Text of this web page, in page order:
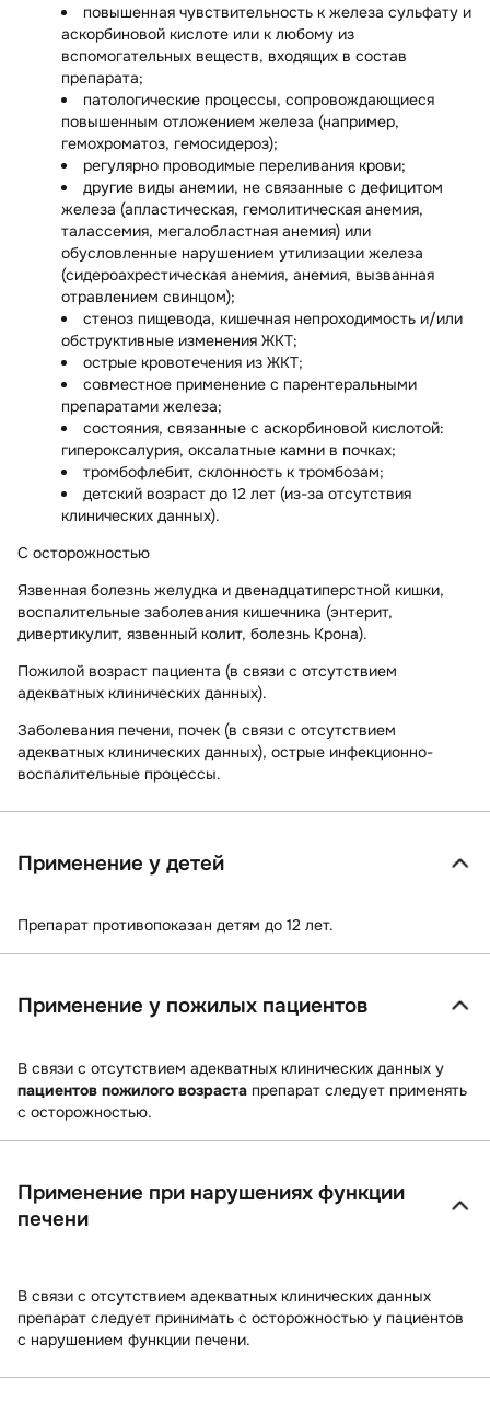
повышенная чувствительность к железа сульфату и
аскорбиновой кислоте или к любому из
вспомогательных веществ, входящих в состав
препарата;
патологические процессы, сопровождающиеся
повышенным отложением железа (например,
гемохроматоз, гемосидероз);
регулярно проводимые переливания крови;
другие виды анемии, не связанные с дефицитом
железа (апластическая, гемолитическая анемия,
талассемия, мегалобластная анемия) или
обусловленные нарушением утилизации железа
(сидероахрестическая анемия, анемия, вызванная
отравлением свинцом);
стеноз пищевода, кишечная непроходимость и/или
обструктивные изменения ЖКТ;
острые кровотечения из ЖКТ;
совместное применение с парентеральными
препаратами железа;
состояния, связанные с аскорбиновой кислотой:
гипероксалурия, оксалатные камни в почках;
тромбофлебит, склонность к тромбозам;
детский возраст до 12 лет (из-за отсутствия
клинических данных).
С осторожностью
Язвенная болезнь желудка и двенадцатиперстной кишки,
воспалительные заболевания кишечника (энтерит,
дивертикулит, язвенный колит, болезнь Крона).
Пожилой возраст пациента (в связи с отсутствием
адекватных клинических данных).
Заболевания печени, почек (в связи с отсутствием
адекватных клинических данных), острые инфекционно-
воспалительные процессы.
Применение у детей
Препарат противопоказан детям до 12 лет.
Применение у пожилых пациентов
В связи с отсутствием адекватных клинических данных у
пациентов пожилого возраста препарат следует применять
с осторожностью.
Применение при нарушениях функции
печени
В связи с отсутствием адекватных клинических данных
препарат следует принимать с осторожностью у пациентов
с нарушением функции печени.